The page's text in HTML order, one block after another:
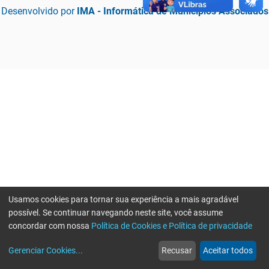
Desenvolvido por IMA - Informática de Municípios Associados
web
Notícias
more_horiz
Mais
Usamos cookies para tornar sua experiência a mais agradável
possível. Se continuar navegando neste site, você assume
concordar com nossa Política de Cookies e Política de privacidade
Gerenciar Cookies... Recusar Aceitar todos
Erro ao enviar informações, por favor tente novamente